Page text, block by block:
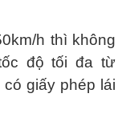
h thì không
độ tối đa từ
giấy phép lái